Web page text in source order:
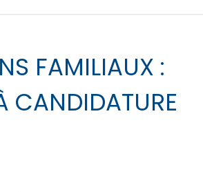
FAMILIAUX :
CANDIDATURE